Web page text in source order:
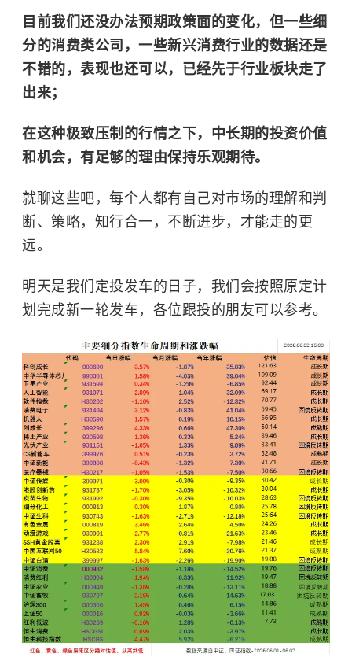
目前我们还没办法预期政策面的变化，但一些细
分的消费类公司，一些新兴消费行业的数据还是
不错的，表现也还可以，已经先于行业板块走了
出来；
在这种极致压制的行情之下，中长期的投资价值
和机会，有足够的理由保持乐观期待。
就聊这些吧，每个人都有自己对市场的理解和判
断、策略，知行合一，不断进步，才能走的更
远。
明天是我们定投发车的日子，我们会按照原定计
划完成新一轮发车，各位跟投的朋友可以参考。